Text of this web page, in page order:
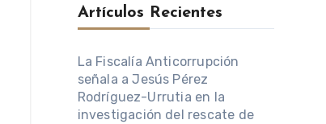
Artículos Recientes
La Fiscalía Anticorrupción
señala a Jesús Pérez
Rodríguez-Urrutia en la
investigación del rescate de